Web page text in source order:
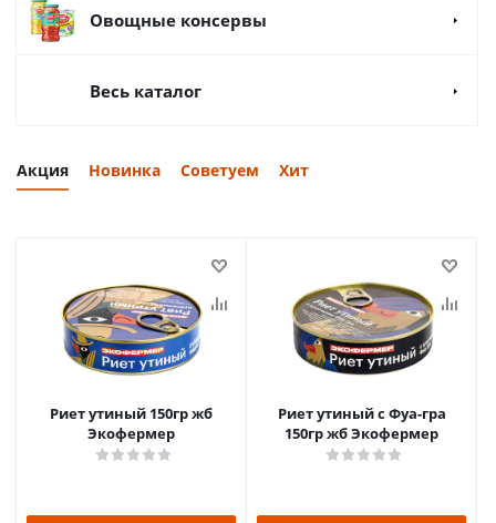
Овощные консервы
Весь каталог
Акция Новинка Советуем Хит
Риет утиный 150гр жб
Экофермер
Риет утиный с Фуа-гра
150гр жб Экофермер